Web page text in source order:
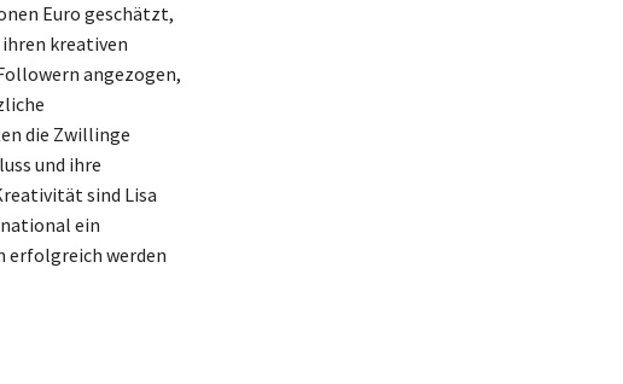
Euro geschätzt,
kreativen
angezogen,
die Zwillinge
und ihre
sind Lisa
ein
erfolgreich werden